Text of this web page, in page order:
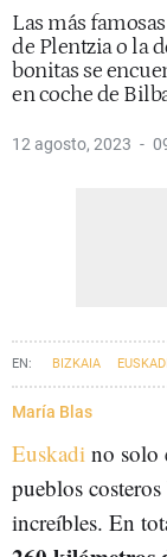
Las más
de Plentzia o la
bonitas se
en coche de
12 agosto, 2023
BIZKAIA EUSKADI
María Blas
Euskadi no solo
pueblos
increíbles. En